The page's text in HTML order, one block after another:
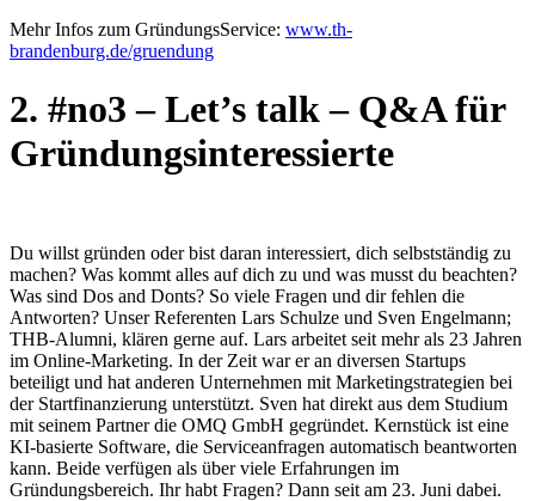
Mehr Infos zum GründungsService: www.th-
brandenburg.de/gruendung
2. #no3 – Let’s talk – Q&A für
Gründungsinteressierte
Du willst gründen oder bist daran interessiert, dich selbstständig zu
machen? Was kommt alles auf dich zu und was musst du beachten?
Was sind Dos and Donts? So viele Fragen und dir fehlen die
Antworten? Unser Referenten Lars Schulze und Sven Engelmann;
THB-Alumni, klären gerne auf. Lars arbeitet seit mehr als 23 Jahren
im Online-Marketing. In der Zeit war er an diversen Startups
beteiligt und hat anderen Unternehmen mit Marketingstrategien bei
der Startfinanzierung unterstützt. Sven hat direkt aus dem Studium
mit seinem Partner die OMQ GmbH gegründet. Kernstück ist eine
KI-basierte Software, die Serviceanfragen automatisch beantworten
kann. Beide verfügen als über viele Erfahrungen im
Gründungsbereich. Ihr habt Fragen? Dann seit am 23. Juni dabei.